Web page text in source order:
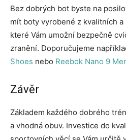
Bez dobrých bot byste na
mít boty vyrobené z kvalitních
které Vám umožní bezpečně
zranění. Doporučujeme
Shoes nebo Reebok Nano 9
Závěr
Základem každého dobrého
a vhodná obuv. Investice do